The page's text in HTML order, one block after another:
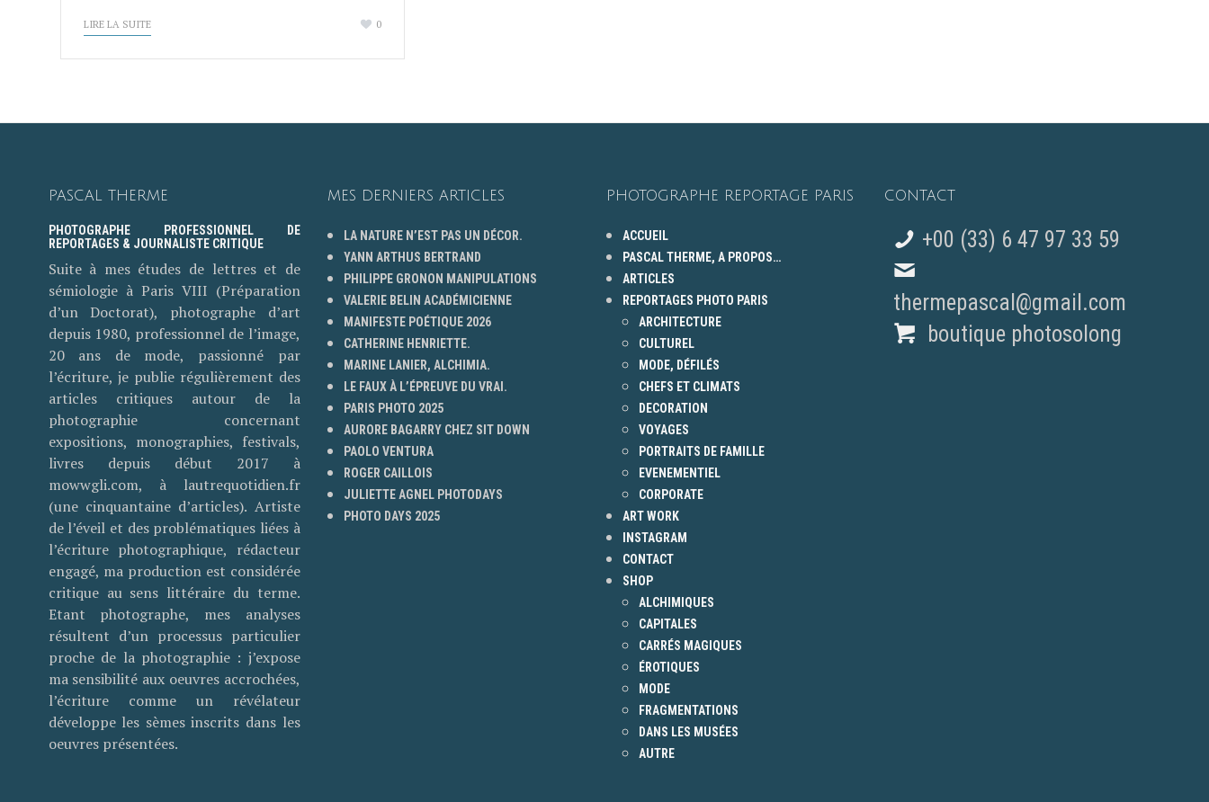
LIRE LA SUITE 0
PASCAL THERME
PHOTOGRAPHE PROFESSIONNEL DE
REPORTAGES & JOURNALISTE CRITIQUE
Suite à mes études de lettres et de
sémiologie à Paris VIII (Préparation
d’un Doctorat), photographe d’art
depuis 1980, professionnel de l’image,
20 ans de mode, passionné par
l’écriture, je publie régulièrement des
articles critiques autour de la
photographie concernant
expositions, monographies, festivals,
livres depuis début 2017 à
mowwgli.com, à lautrequotidien.fr
(une cinquantaine d’articles). Artiste
de l’éveil et des problématiques liées à
l’écriture photographique, rédacteur
engagé, ma production est considérée
critique au sens littéraire du terme.
Etant photographe, mes analyses
résultent d’un processus particulier
proche de la photographie : j’expose
ma sensibilité aux oeuvres accrochées,
l’écriture comme un révélateur
développe les sèmes inscrits dans les
oeuvres présentées.
MES DERNIERS ARTICLES
LA NATURE N’EST PAS UN DÉCOR.
YANN ARTHUS BERTRAND
PHILIPPE GRONON MANIPULATIONS
VALERIE BELIN ACADÉMICIENNE
MANIFESTE POÉTIQUE 2026
CATHERINE HENRIETTE.
MARINE LANIER, ALCHIMIA.
LE FAUX À L’ÉPREUVE DU VRAI.
PARIS PHOTO 2025
AURORE BAGARRY CHEZ SIT DOWN
PAOLO VENTURA
ROGER CAILLOIS
JULIETTE AGNEL PHOTODAYS
PHOTO DAYS 2025
PHOTOGRAPHE REPORTAGE PARIS
ACCUEIL
PASCAL THERME, A PROPOS…
ARTICLES
REPORTAGES PHOTO PARIS
ARCHITECTURE
CULTUREL
MODE, DÉFILÉS
CHEFS ET CLIMATS
DECORATION
VOYAGES
PORTRAITS DE FAMILLE
EVENEMENTIEL
CORPORATE
ART WORK
INSTAGRAM
CONTACT
SHOP
ALCHIMIQUES
CAPITALES
CARRÉS MAGIQUES
ÉROTIQUES
MODE
FRAGMENTATIONS
DANS LES MUSÉES
AUTRE
CONTACT
+00 (33) 6 47 97 33 59
thermepascal@gmail.com
boutique photosolong